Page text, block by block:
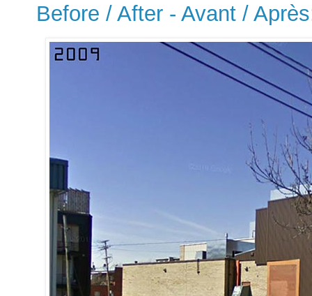
Before / After - Avant /